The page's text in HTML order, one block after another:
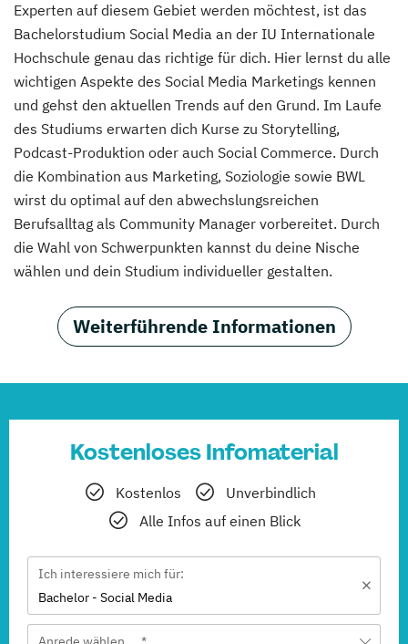
Experten auf diesem Gebiet werden möchtest, ist das
Bachelorstudium Social Media an der IU Internationale
Hochschule genau das richtige für dich. Hier lernst du alle
wichtigen Aspekte des Social Media Marketings kennen
und gehst den aktuellen Trends auf den Grund. Im Laufe
des Studiums erwarten dich Kurse zu Storytelling,
Podcast-Produktion oder auch Social Commerce. Durch
die Kombination aus Marketing, Soziologie sowie BWL
wirst du optimal auf den abwechslungsreichen
Berufsalltag als Community Manager vorbereitet. Durch
die Wahl von Schwerpunkten kannst du deine Nische
wählen und dein Studium individueller gestalten.
Weiterführende Informationen
Kostenloses Infomaterial
Kostenlos
Unverbindlich
Alle Infos auf einen Blick
Ich interessiere mich für:
Bachelor - Social Media